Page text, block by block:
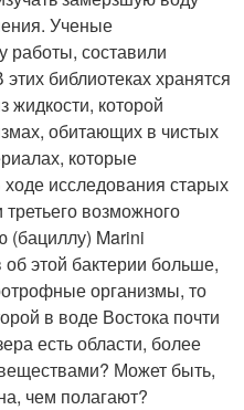
Ученые
работы, составили
библиотеках хранятся
жидкости, которой
обитающих в чистых
которые
исследования старых
возможного
(бациллу) Marini
этой бактерии больше,
организмы, то
в воде Востока почти
есть области, более
Может быть,
чем полагают?